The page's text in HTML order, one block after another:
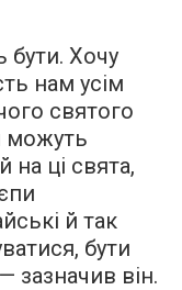
бути. Хочу
нам усім
святого
можуть
на ці свята,
й так
бути
зазначив він.